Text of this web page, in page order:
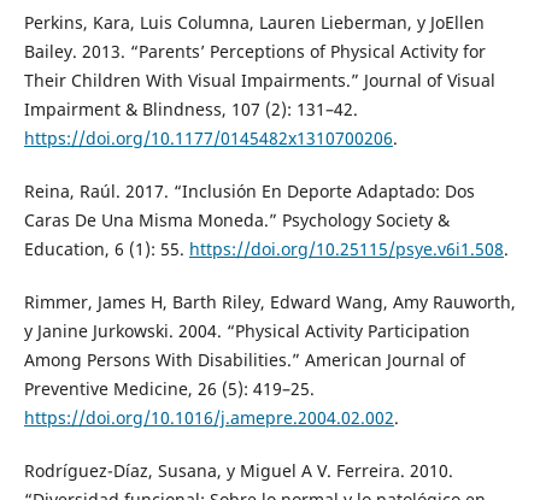
Perkins, Kara, Luis Columna, Lauren Lieberman, y JoEllen
Bailey. 2013. “Parents’ Perceptions of Physical Activity for
Their Children With Visual Impairments.” Journal of Visual
Impairment & Blindness, 107 (2): 131–42.
https://doi.org/10.1177/0145482x1310700206.
Reina, Raúl. 2017. “Inclusión En Deporte Adaptado: Dos
Caras De Una Misma Moneda.” Psychology Society &
Education, 6 (1): 55. https://doi.org/10.25115/psye.v6i1.508.
Rimmer, James H, Barth Riley, Edward Wang, Amy Rauworth,
y Janine Jurkowski. 2004. “Physical Activity Participation
Among Persons With Disabilities.” American Journal of
Preventive Medicine, 26 (5): 419–25.
https://doi.org/10.1016/j.amepre.2004.02.002.
Rodríguez-Díaz, Susana, y Miguel A V. Ferreira. 2010.